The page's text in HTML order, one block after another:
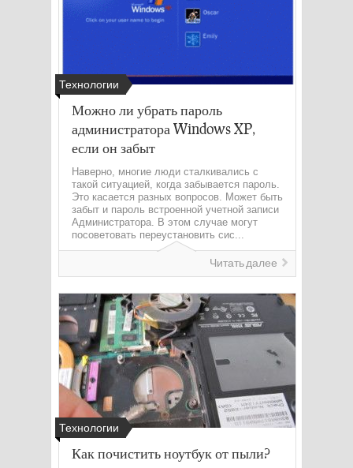
Технологии
Можно ли убрать пароль
администратора Windows XP,
если он забыт
Наверно, многие люди сталкивались с
такой ситуацией, когда забывается пароль.
Это касается разных вопросов. Может быть
забыт и пароль встроенной учетной записи
Администратора. В этом случае могут
посоветовать переустановить сис...
Читать далее
Технологии
Как почистить ноутбук от пыли?